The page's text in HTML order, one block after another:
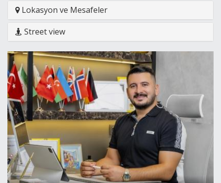
Lokasyon ve Mesafeler
Street view